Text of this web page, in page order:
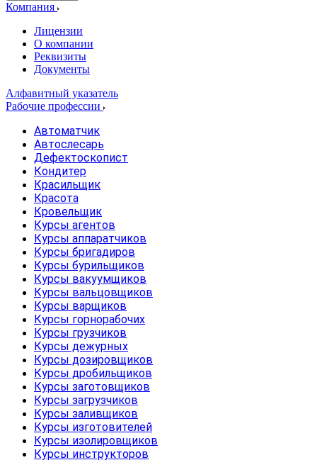
Компания
Лицензии
О компании
Реквизиты
Документы
Алфавитный указатель
Рабочие профессии
Автоматчик
Автослесарь
Дефектоскопист
Кондитер
Красильщик
Красота
Кровельщик
Курсы агентов
Курсы аппаратчиков
Курсы бригадиров
Курсы бурильщиков
Курсы вакуумщиков
Курсы вальцовщиков
Курсы варщиков
Курсы горнорабочих
Курсы грузчиков
Курсы дежурных
Курсы дозировщиков
Курсы дробильщиков
Курсы заготовщиков
Курсы загрузчиков
Курсы заливщиков
Курсы изготовителей
Курсы изолировщиков
Курсы инструкторов